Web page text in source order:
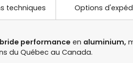
techniques Options
performance en aluminium,
du Québec au Canada.